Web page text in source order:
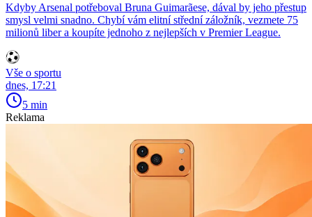
Kdyby Arsenal potřeboval Bruna Guimarãese, dával by jeho přestup
smysl velmi snadno. Chybí vám elitní střední záložník, vezmete 75
milionů liber a koupíte jednoho z nejlepších v Premier League.
Vše o sportu
dnes, 17:21
5 min
Reklama